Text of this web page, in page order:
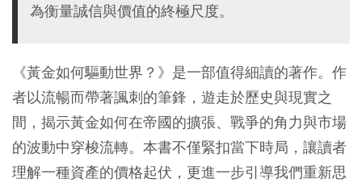
為衡量誠信與價值的終極尺度。
《黃金如何驅動世界？》是一部值得細讀的著作。作
者以流暢而帶著諷刺的筆鋒，遊走於歷史與現實之
間，揭示黃金如何在帝國的擴張、戰爭的角力與市場
的波動中穿梭流轉。本書不僅緊扣當下時局，讓讀者
理解一種資產的價格起伏，更進一步引導我們重新思